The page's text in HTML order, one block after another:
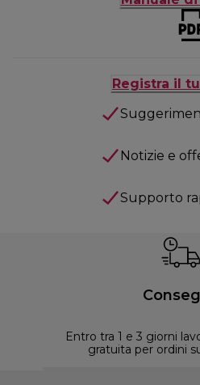
Registra il
Notizie e
Supporto
Entro tra 1 e 3 giorni
gratuita per ordini